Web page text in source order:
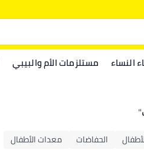
النساء مستلزمات الأم والبيبي
"
الحفاضات معدات الأطفال